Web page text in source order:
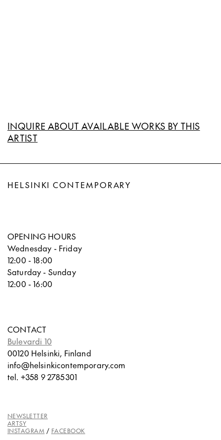
INQUIRE ABOUT AVAILABLE WORKS BY THIS
ARTIST
HELSINKI CONTEMPORARY
OPENING HOURS
Wednesday - Friday
12:00 - 18:00
Saturday - Sunday
12:00 - 16:00
CONTACT
Bulevardi 10
00120 Helsinki, Finland
info@helsinkicontemporary.com
tel. +358 9 2785301
NEWSLETTER
ARTSY
INSTAGRAM / FACEBOOK